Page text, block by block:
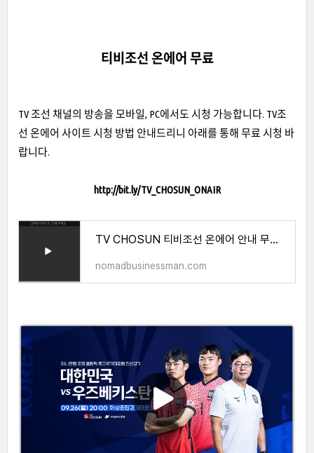
티비조선 온에어 무료
TV 조선 채널의 방송을 모바일, PC에서도 시청 가능합니다. TV조
선 온에어 사이트 시청 방법 안내드리니 아래를 통해 무료 시청 바
랍니다.
http://bit.ly/TV_CHOSUN_ONAIR
TV CHOSUN 티비조선 온에어 안내 무료시청 방법
nomadbusinessman.com